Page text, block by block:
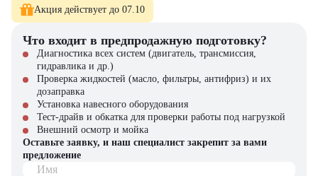
Профессиональный сервис
Оригинальные запасные части
Почему выбирают "ЦТО":
Официальный статус дилера
Собственный склад запчастей
Квалифицированные инженеры
Индивидуальный подход
Конкурентные цены
Акция действует до 07.10
Что входит в предпродажную подготовку?
Диагностика всех систем (двигатель, трансмиссия,
гидравлика и др.)
Проверка жидкостей (масло, фильтры, антифриз) и их
дозаправка
Установка навесного оборудования
Тест-драйв и обкатка для проверки работы под нагрузкой
Внешний осмотр и мойка
Оставьте заявку, и наш специалист закрепит за вами
предложение
Имя